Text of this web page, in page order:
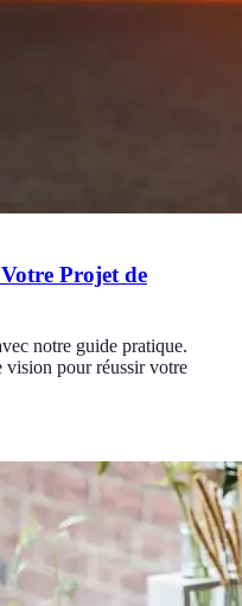
Projet de
notre guide pratique.
vision pour réussir votre